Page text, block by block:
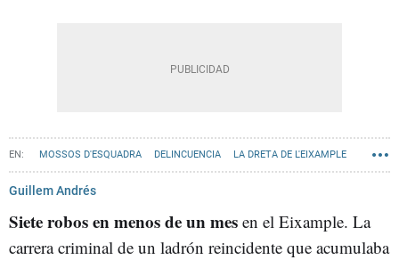
MOSSOS D'ESQUADRA DELINCUENCIA LA DRETA DE L'EIXAMPLE
ROBOS
Guillem Andrés
Siete robos en menos de un mes en el Eixample. La
carrera criminal de un ladrón reincidente que acumulaba